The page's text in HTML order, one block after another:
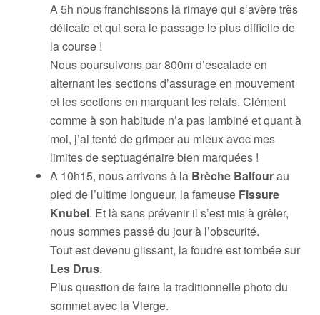
A 5h nous franchissons la rimaye qui s’avère très
délicate et qui sera le passage le plus difficile de
la course !
Nous poursuivons par 800m d’escalade en
alternant les sections d’assurage en mouvement
et les sections en marquant les relais. Clément
comme à son habitude n’a pas lambiné et quant à
moi, j’ai tenté de grimper au mieux avec mes
limites de septuagénaire bien marquées !
A 10h15, nous arrivons à la Brèche Balfourau
pied de l’ultime longueur, la fameuse Fissure
Knubel. Et là sans prévenir il s’est mis à grêler,
nous sommes passé du jour à l’obscurité.
Tout est devenu glissant, la foudre est tombée sur
Les Drus.
Plus question de faire la traditionnelle photo du
sommet avec la Vierge.